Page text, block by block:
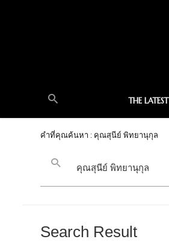
THE LATEST
คำที่คุณค้นหา : คุณสุนีย์ พิทยานุกุล
Search Result